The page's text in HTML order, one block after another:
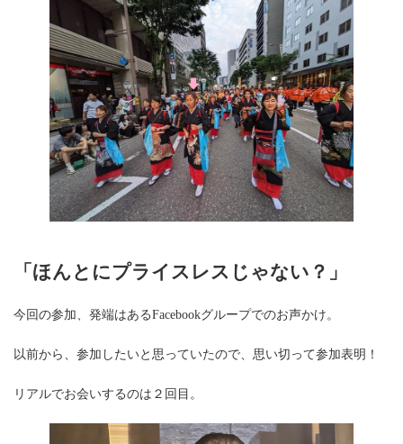
「ほんとにプライスレスじゃない？」
今回の参加、発端はあるFacebookグループでのお声かけ。
以前から、参加したいと思っていたので、思い切って参加表明！
リアルでお会いするのは２回目。